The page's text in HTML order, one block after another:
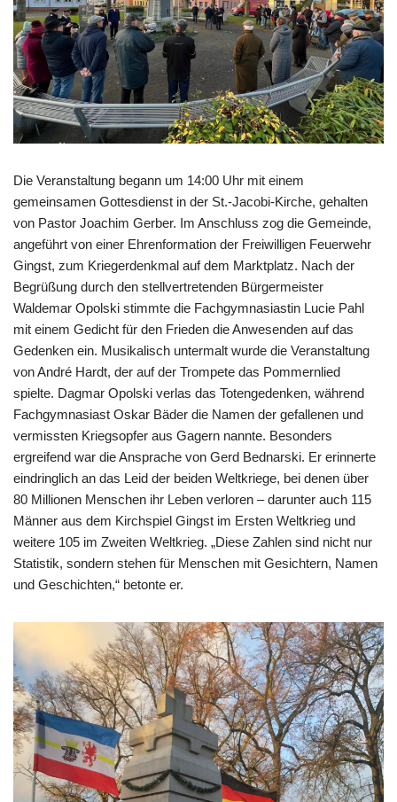
Die Veranstaltung begann um 14:00 Uhr mit einem
gemeinsamen Gottesdienst in der St.-Jacobi-Kirche, gehalten
von Pastor Joachim Gerber. Im Anschluss zog die Gemeinde,
angeführt von einer Ehrenformation der Freiwilligen Feuerwehr
Gingst, zum Kriegerdenkmal auf dem Marktplatz. Nach der
Begrüßung durch den stellvertretenden Bürgermeister
Waldemar Opolski stimmte die Fachgymnasiastin Lucie Pahl
mit einem Gedicht für den Frieden die Anwesenden auf das
Gedenken ein. Musikalisch untermalt wurde die Veranstaltung
von André Hardt, der auf der Trompete das Pommernlied
spielte. Dagmar Opolski verlas das Totengedenken, während
Fachgymnasiast Oskar Bäder die Namen der gefallenen und
vermissten Kriegsopfer aus Gagern nannte. Besonders
ergreifend war die Ansprache von Gerd Bednarski. Er erinnerte
eindringlich an das Leid der beiden Weltkriege, bei denen über
80 Millionen Menschen ihr Leben verloren – darunter auch 115
Männer aus dem Kirchspiel Gingst im Ersten Weltkrieg und
weitere 105 im Zweiten Weltkrieg. „Diese Zahlen sind nicht nur
Statistik, sondern stehen für Menschen mit Gesichtern, Namen
und Geschichten,“ betonte er.